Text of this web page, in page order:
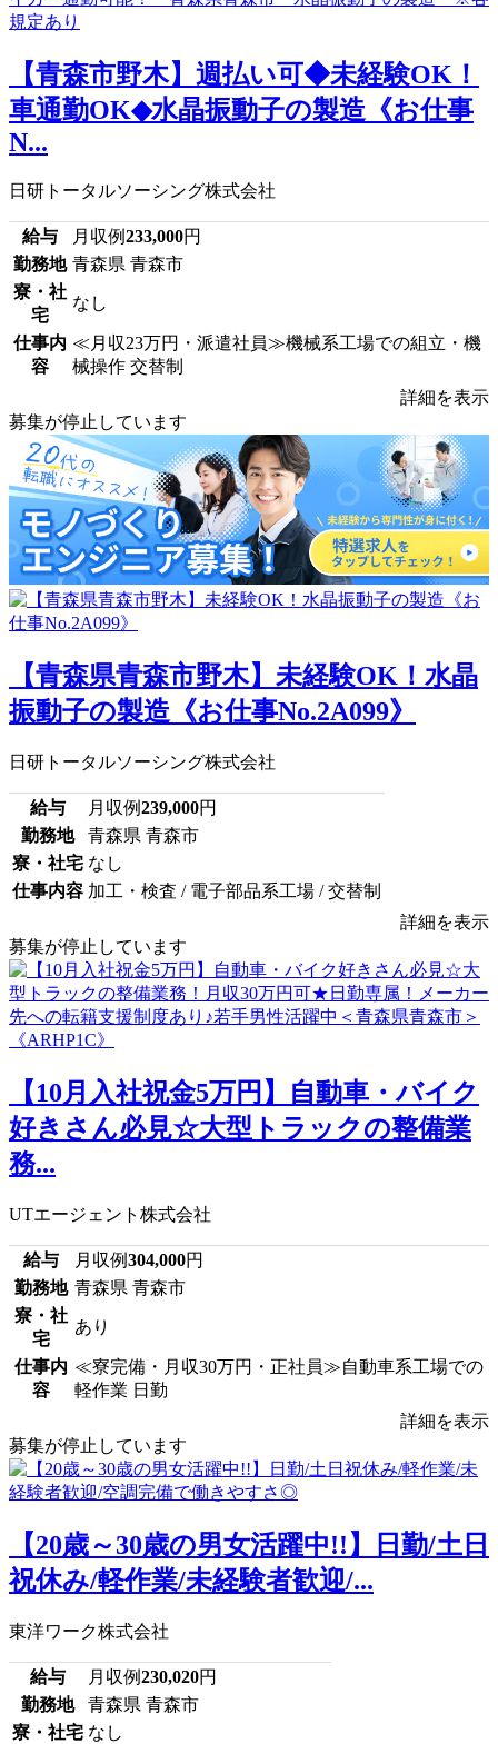
【青森市野木】週払い可◆未経験OK！
車通勤OK◆水晶振動子の製造《お仕事
N...
日研トータルソーシング株式会社
給与 月収例233,000円
勤務地 青森県 青森市
寮・社
宅
なし
仕事内
容
≪月収23万円・派遣社員≫機械系工場での組立・機
械操作 交替制
詳細を表示
募集が停止しています
【青森県青森市野木】未経験OK！水晶
振動子の製造《お仕事No.2A099》
日研トータルソーシング株式会社
給与 月収例239,000円
勤務地
青森県 青森市
寮・社宅 なし
仕事内容 加工・検査 / 電子部品系工場 / 交替制
詳細を表示
募集が停止しています
【10月入社祝金5万円】自動車・バイク
好きさん必見☆大型トラックの整備業
務...
UTエージェント株式会社
給与 月収例304,000円
勤務地 青森県 青森市
寮・社
宅
あり
仕事内
容
≪寮完備・月収30万円・正社員≫自動車系工場での
軽作業 日勤
詳細を表示
募集が停止しています
【20歳～30歳の男女活躍中!!】日勤/土日
祝休み/軽作業/未経験者歓迎/...
東洋ワーク株式会社
給与 月収例230,020円
勤務地
青森県 青森市
寮・社宅 なし